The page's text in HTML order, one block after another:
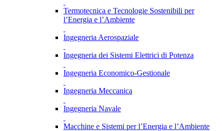
Termotecnica e Tecnologie Sostenibili per
l’Energia e l’Ambiente
Ingegneria Aerospaziale
Ingegneria dei Sistemi Elettrici di Potenza
Ingegneria Economico-Gestionale
Ingegneria Meccanica
Ingegneria Navale
Macchine e Sistemi per l’Energia e l’Ambiente